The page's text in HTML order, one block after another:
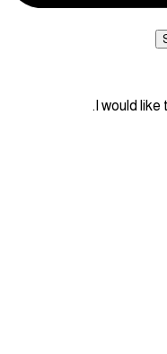
I would